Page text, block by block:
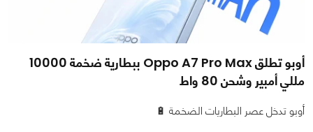
أوبو تطلق Oppo A7 Pro Max ببطارية ضخمة 10000
مللي أمبير وشحن 80 واط
أوبو تدخل عصر البطاريات الضخمة 🔋